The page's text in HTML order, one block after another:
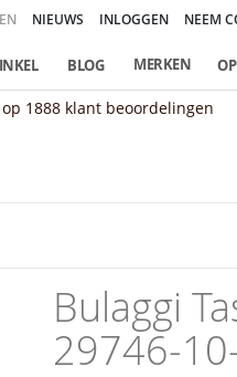
NIEUWS INLOGGEN NEEM
BLOG MERKEN
1888 klant beoordelingen
Bulaggi
29746-